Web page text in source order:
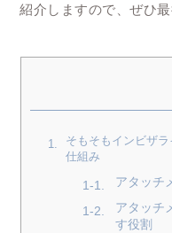
紹介しますので、ぜひ
そもそもインビザ
仕組み
アタッチ
アタッチ
す役割